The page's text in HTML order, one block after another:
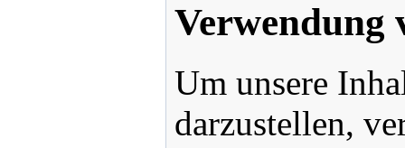
Verwendung
Um unsere
darzustellen,